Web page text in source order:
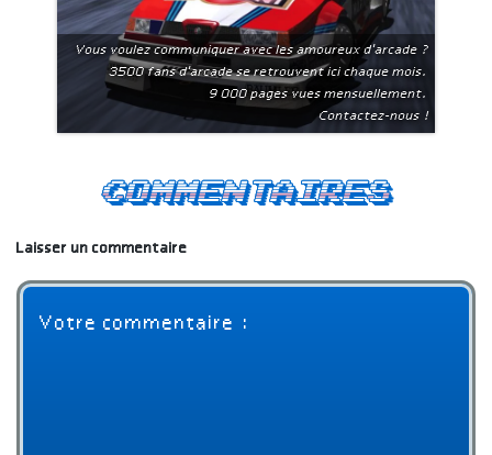
Vous voulez communiquer avec les amoureux d'arcade ?
3500 fans d'arcade se retrouvent ici chaque mois.
9 000 pages vues mensuellement.
Contactez-nous !
Commentaires
Laisser un commentaire